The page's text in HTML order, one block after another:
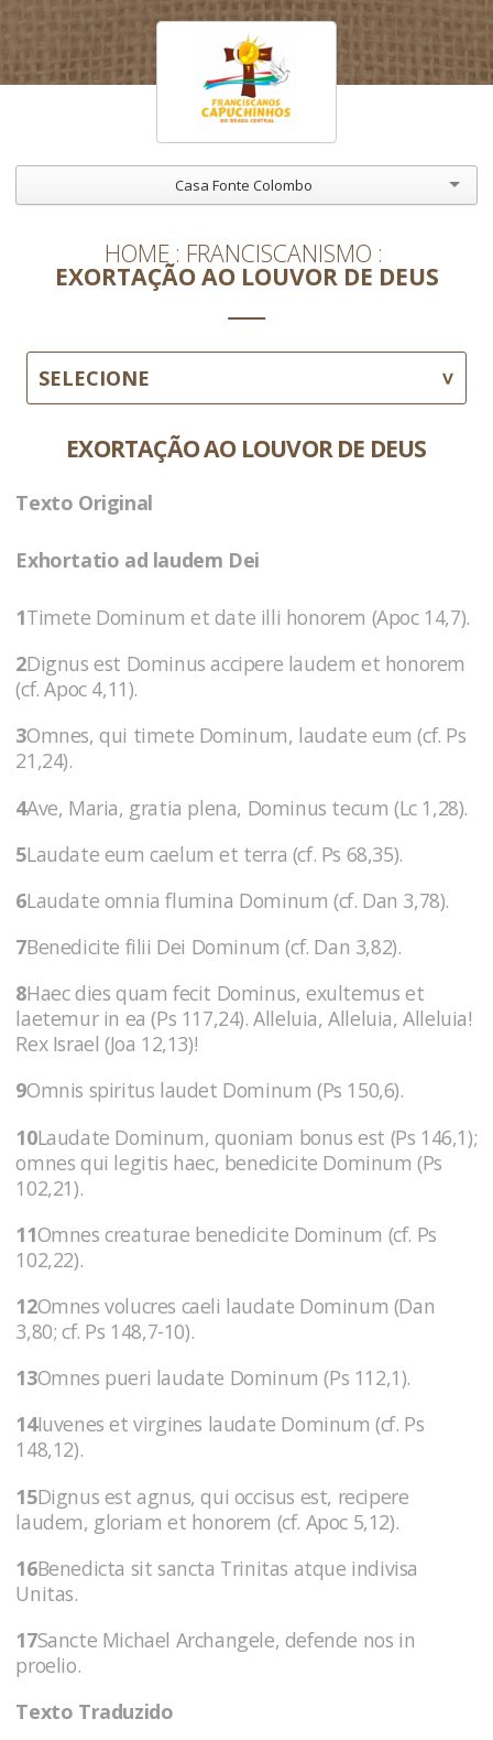
Casa Fonte Colombo
HOME FRANCISCANISMO
EXORTAÇÃO AO LOUVOR DE DEUS
SELECIONE
EXORTAÇÃO AO LOUVOR DE DEUS
Texto Original
Exhortatio ad laudem Dei
1Timete Dominum et date illi honorem (Apoc 14,7).
2Dignus est Dominus accipere laudem et honorem
(cf. Apoc 4,11).
3Omnes, qui timete Dominum, laudate eum (cf. Ps
21,24).
4Ave, Maria, gratia plena, Dominus tecum (Lc 1,28).
5Laudate eum caelum et terra (cf. Ps 68,35).
6Laudate omnia flumina Dominum (cf. Dan 3,78).
7Benedicite filii Dei Dominum (cf. Dan 3,82).
8Haec dies quam fecit Dominus, exultemus et
laetemur in ea (Ps 117,24). Alleluia, Alleluia, Alleluia!
Rex Israel (Joa 12,13)!
9Omnis spiritus laudet Dominum (Ps 150,6).
10Laudate Dominum, quoniam bonus est (Ps 146,1);
omnes qui legitis haec, benedicite Dominum (Ps
102,21).
11Omnes creaturae benedicite Dominum (cf. Ps
102,22).
12Omnes volucres caeli laudate Dominum (Dan
3,80; cf. Ps 148,7-10).
13Omnes pueri laudate Dominum (Ps 112,1).
14Iuvenes et virgines laudate Dominum (cf. Ps
148,12).
15Dignus est agnus, qui occisus est, recipere
laudem, gloriam et honorem (cf. Apoc 5,12).
16Benedicta sit sancta Trinitas atque indivisa
Unitas.
17Sancte Michael Archangele, defende nos in
proelio.
Texto Traduzido